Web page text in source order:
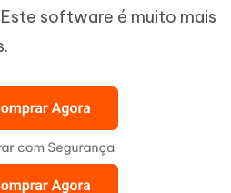
software é muito mais